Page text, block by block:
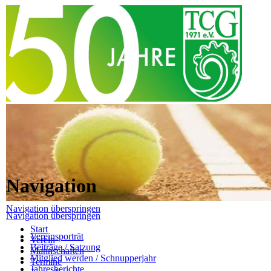
Navigation überspringen
Start
Verein
Mannschaften
Termine
Navigation
Navigation überspringen
Vereinsporträt
Beiträge / Satzung
Mitglied werden / Schnupperjahr
Jahresberichte